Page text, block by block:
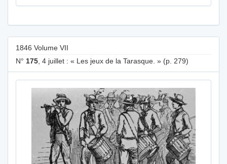
1846 Volume VII
N° 175 , 4 juillet : « Les jeux de la Tarasque. » (p. 279)